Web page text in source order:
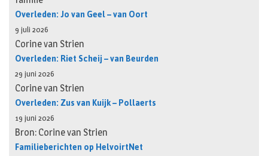
Overleden: Jo van Geel – van Oort
9 juli 2026
Corine van Strien
Overleden: Riet Scheij – van Beurden
29 juni 2026
Corine van Strien
Overleden: Zus van Kuijk – Pollaerts
19 juni 2026
Bron: Corine van Strien
Familieberichten op HelvoirtNet